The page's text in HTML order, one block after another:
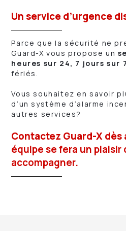
Un service d’urgence
Parce que la sécurité ne
Guard-X vous propose un
heures sur 24, 7 jours sur
fériés.
Vous souhaitez en savoir
d’un système d’alarme
autres services?
Contactez Guard-X dès
équipe se fera un plaisir
accompagner.